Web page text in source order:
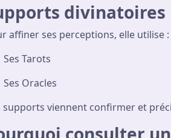
divinatoires
affiner ses perceptions, elle utilise :
Ses Tarots
Ses Oracles
supports viennent confirmer et